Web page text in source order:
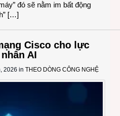
đó sẽ nằm im bất động
[…]
Cisco cho lực
AI
2026 in THEO DÒNG CÔNG NGHỆ